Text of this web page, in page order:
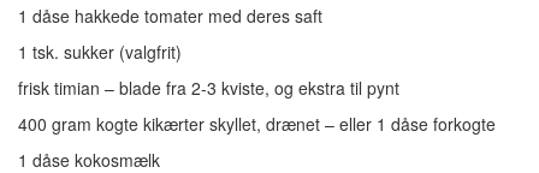
1 dåse hakkede tomater med deres saft
1 tsk. sukker (valgfrit)
frisk timian – blade fra 2-3 kviste, og ekstra til pynt
400 gram kogte kikærter skyllet, drænet – eller 1 dåse forkogte
1 dåse kokosmælk